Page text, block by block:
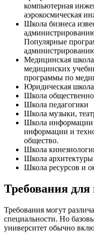
компьютерная
аэрокосмическая
Школа бизнеса
Популярные
Медицинская
медицинских
программы по
Юридическая школа
Школа
Школа педагогики
Школа музыки,
Школа информации
информации и
общество.
Школа
Школа архитектуры
Школа ресурсов и
Требования для
Требования могут
специальности. Но
университет обычно